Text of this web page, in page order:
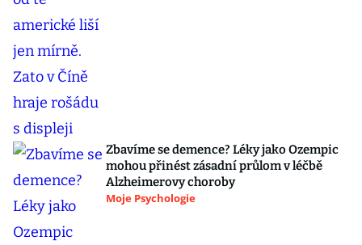
Zbavíme se demence? Léky jako Ozempic
mohou přinést zásadní průlom v léčbě
Alzheimerovy choroby
Moje Psychologie